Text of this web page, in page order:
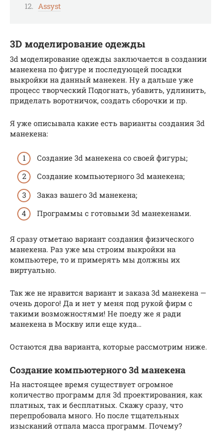
Assyst
3D моделирование одежды
3d моделирование одежды заключается в создании
манекена по фигуре и последующей посадки
выкройки на данный манекен. Ну а дальше уже
процесс творческий Подогнать, убавить, удлинить,
приделать воротничок, создать сборочки и пр.
Я уже описывала какие есть варианты создания 3d
манекена:
Создание 3d манекена со своей фигуры;
Создание компьютерного 3d манекена;
Заказ вашего 3d манекена;
Программы с готовыми 3d манекенами.
Я сразу отметаю вариант создания физического
манекена. Раз уже мы строим выкройки на
компьютере, то и примерять мы должны их
виртуально.
Так же не нравится вариант и заказа 3d манекена —
очень дорого! Да и нет у меня под рукой фирм с
такими возможностями! Не поеду же я ради
манекена в Москву или еще куда…
Остаются два варианта, которые рассмотрим ниже.
Создание компьютерного 3d манекена
На настоящее время существует огромное
количество программ для 3d проектирования, как
платных, так и бесплатных. Скажу сразу, что
перепробовала много. Но после тщательных
изысканий отпала масса программ. Почему?